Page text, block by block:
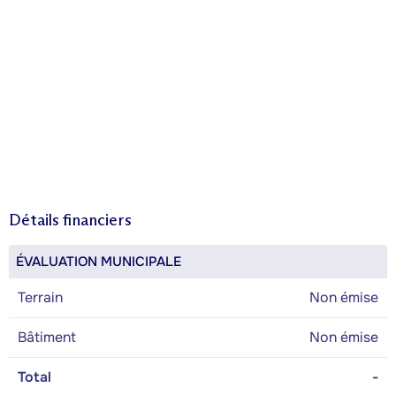
Détails financiers
ÉVALUATION MUNICIPALE
Terrain Non émise
Bâtiment Non émise
Total
-